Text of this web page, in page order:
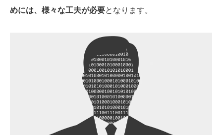
めには、様々な工夫が必要となります。